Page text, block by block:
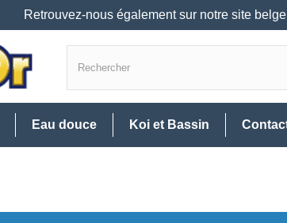
Retrouvez-nous également sur notre site
Eau douce Koi et Bassin